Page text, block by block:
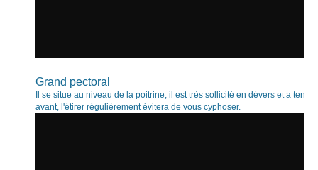
Grand pectoral
Il se situe au niveau de la poitrine, il est très sollicité en dévers et a
avant, l'étirer régulièrement évitera de vous cyphoser.